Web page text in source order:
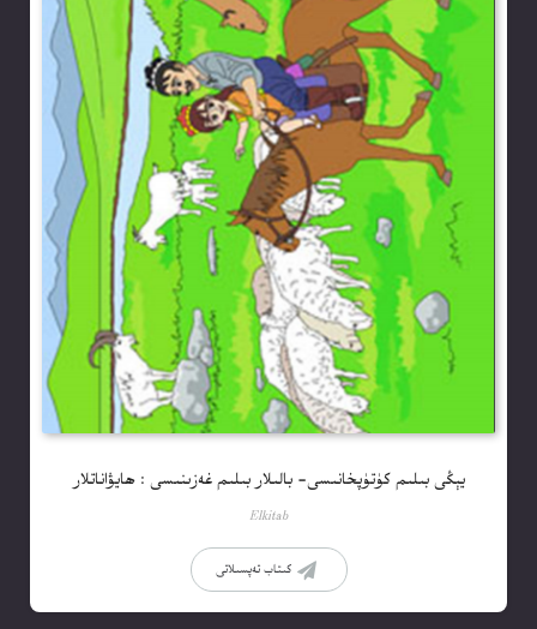
يېڭى بىلىم كۈتۈپخانىسى- بالىلار بىلىم غەزىنىسى : ھايۋاناتلار
Elkitab
كىتاب تەپسىلاتى